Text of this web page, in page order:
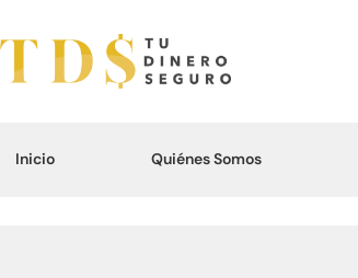
Inicio Quiénes Somos